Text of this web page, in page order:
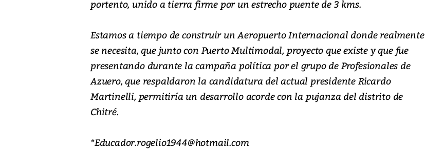
portento, unido a tierra firme por un estrecho puente de 3 kms.
Estamos a tiempo de construir un Aeropuerto Internacional donde realmente
se necesita, que junto con Puerto Multimodal, proyecto que existe y que fue
presentando durante la campaña política por el grupo de Profesionales de
Azuero, que respaldaron la candidatura del actual presidente Ricardo
Martinelli, permitiría un desarrollo acorde con la pujanza del distrito de
Chitré.
*Educador.rogelio1944@hotmail.com